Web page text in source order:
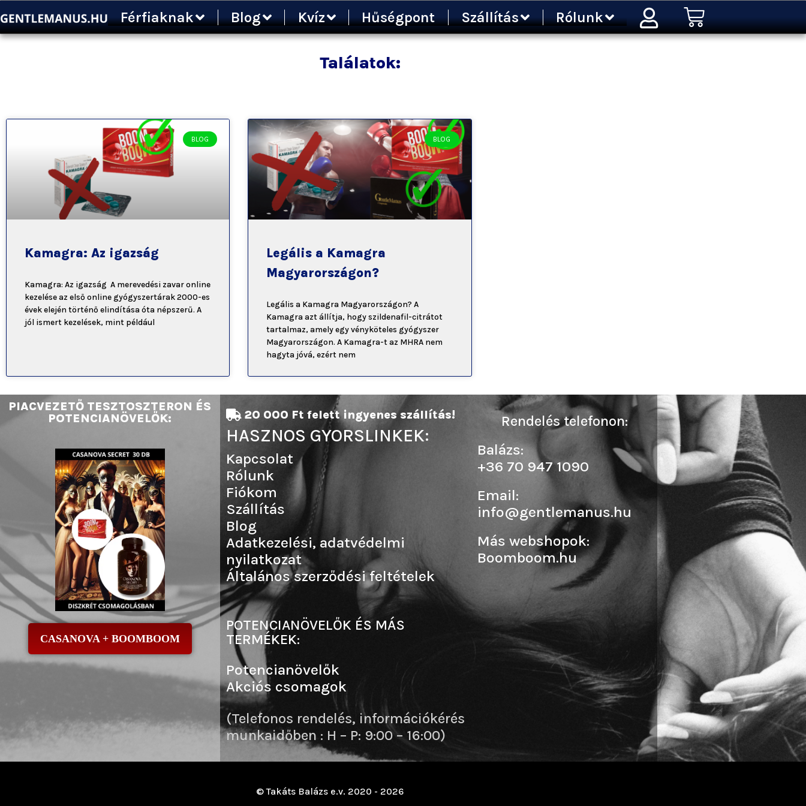
a
tartalomra
Férfiaknak Blog Kvíz Hűségpont Szállítás Rólunk Kosár
Találatok:
BLOG
Kamagra: Az igazság
Kamagra: Az igazság A merevedési zavar online
kezelése az első online gyógyszertárak 2000-es
évek elején történő elindítása óta népszerű. A
jól ismert kezelések, mint például
BLOG
Legális a Kamagra
Magyarországon?
Legális a Kamagra Magyarországon? A
Kamagra azt állítja, hogy szildenafil-citrátot
tartalmaz, amely egy vényköteles gyógyszer
Magyarországon. A Kamagra-t az MHRA nem
hagyta jóvá, ezért nem
PIACVEZETŐ TESZTOSZTERON ÉS
POTENCIANÖVELŐK:
CASANOVA + BOOMBOOM
20 000 Ft felett ingyenes szállítás!
HASZNOS GYORSLINKEK:
Kapcsolat
Rólunk
Fiókom
Szállítás
Blog
Adatkezelési, adatvédelmi
nyilatkozat
Általános szerződési feltételek
POTENCIANÖVELŐK ÉS MÁS
TERMÉKEK:
Potencianövelők
Akciós csomagok
(Telefonos rendelés, információkérés
munkaidőben : H – P: 9:00 – 16:00)
Rendelés telefonon:
Balázs:
+36 70 947 1090
Email:
info@gentlemanus.hu
Más webshopok:
Boomboom.hu
© Takáts Balázs e.v. 2020 - 2026